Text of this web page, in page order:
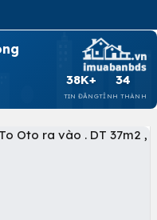
38K+
TIN ĐĂNG
34
TỈNH THÀNH